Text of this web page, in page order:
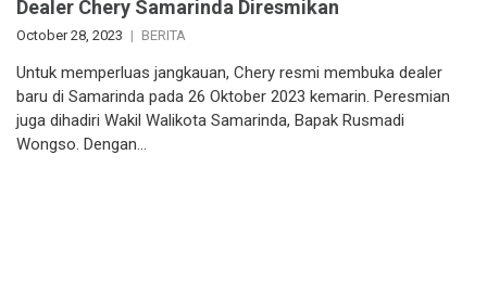
Dealer Chery Samarinda Diresmikan
October 28, 2023 BERITA
Untuk memperluas jangkauan, Chery resmi membuka dealer
baru di Samarinda pada 26 Oktober 2023 kemarin. Peresmian
juga dihadiri Wakil Walikota Samarinda, Bapak Rusmadi
Wongso. Dengan…